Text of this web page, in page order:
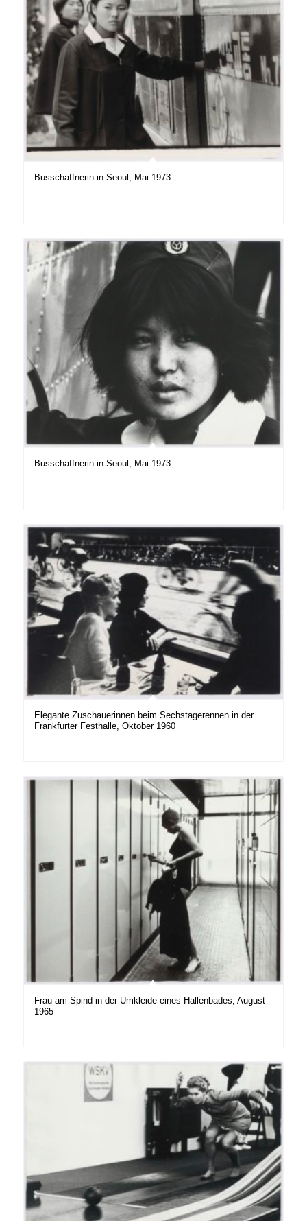
Busschaffnerin in Seoul, Mai 1973
Busschaffnerin in Seoul, Mai 1973
Elegante Zuschauerinnen beim Sechstagerennen in der
Frankfurter Festhalle, Oktober 1960
Frau am Spind in der Umkleide eines Hallenbades, August
1965